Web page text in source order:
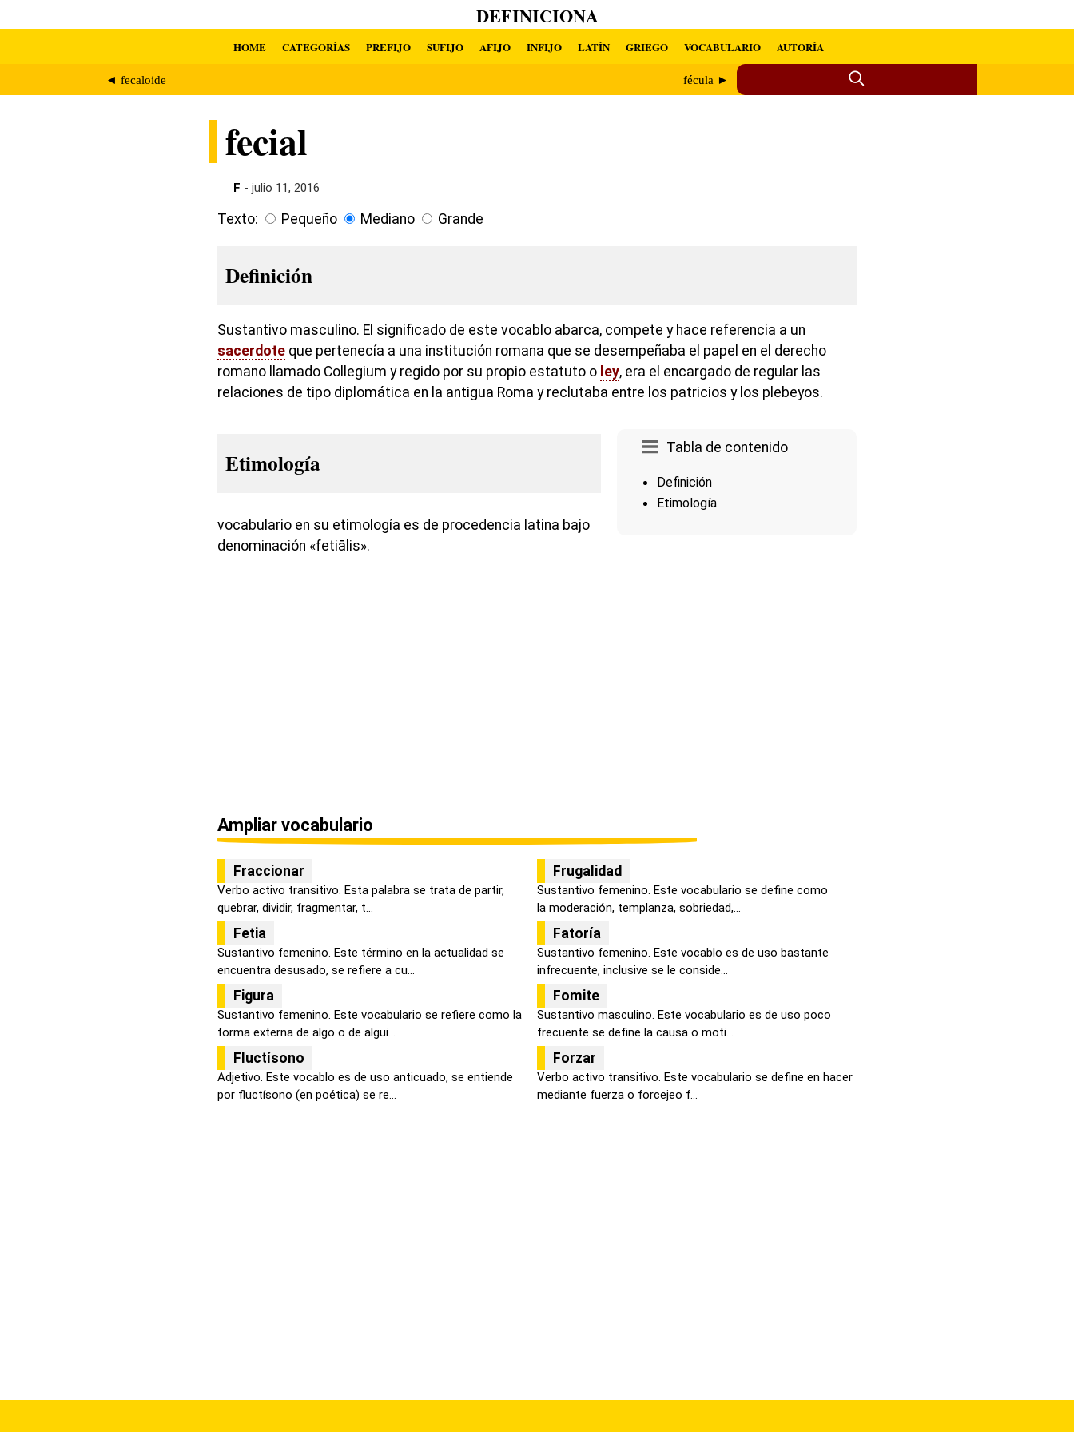
DEFINICIONA
HOME CATEGORÍAS PREFIJO SUFIJO AFIJO INFIJO LATÍN GRIEGO VOCABULARIO AUTORÍA
◄ fecaloide fécula ►
fecial
F - julio 11, 2016
Texto: Pequeño Mediano Grande
Definición
Sustantivo masculino. El significado de este vocablo abarca, compete y hace referencia a un
sacerdote que pertenecía a una institución romana que se desempeñaba el papel en el derecho
romano llamado Collegium y regido por su propio estatuto o ley, era el encargado de regular las
relaciones de tipo diplomática en la antigua Roma y reclutaba entre los patricios y los plebeyos.
Tabla de contenido
Definición
Etimología
Etimología
vocabulario en su etimología es de procedencia latina bajo
denominación «fetiālis».
Ampliar vocabulario
Fraccionar
Verbo activo transitivo. Esta palabra se trata de partir,
quebrar, dividir, fragmentar, t...
Frugalidad
Sustantivo femenino. Este vocabulario se define como
la moderación, templanza, sobriedad,...
Fetia
Sustantivo femenino. Este término en la actualidad se
encuentra desusado, se refiere a cu...
Fatoría
Sustantivo femenino. Este vocablo es de uso bastante
infrecuente, inclusive se le conside...
Figura
Sustantivo femenino. Este vocabulario se refiere como la
forma externa de algo o de algui...
Fomite
Sustantivo masculino. Este vocabulario es de uso poco
frecuente se define la causa o moti...
Fluctísono
Adjetivo. Este vocablo es de uso anticuado, se entiende
por fluctísono (en poética) se re...
Forzar
Verbo activo transitivo. Este vocabulario se define en hacer
mediante fuerza o forcejeo f...